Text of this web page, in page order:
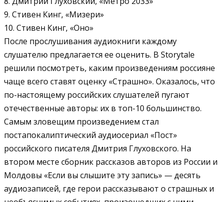
9. Стивен Кинг, «Мизери»
10. Стивен Кинг, «Оно»
После прослушивания аудиокниги каждому
слушателю предлагается ее оценить. В Storytale
решили посмотреть, каким произведениям россияне
чаще всего ставят оценку «Страшно». Оказалось, что
по-настоящему российских слушателей пугают
отечественные авторы: их в топ-10 большинство.
Самым зловещим произведением стал
постапокалиптический аудиосериал «Пост»
российского писателя Дмитрия Глуховского. На
втором месте сборник рассказов авторов из России и
Молдовы «Если вы слышите эту запись» — десять
аудиозаписей, где герои рассказывают о страшных и